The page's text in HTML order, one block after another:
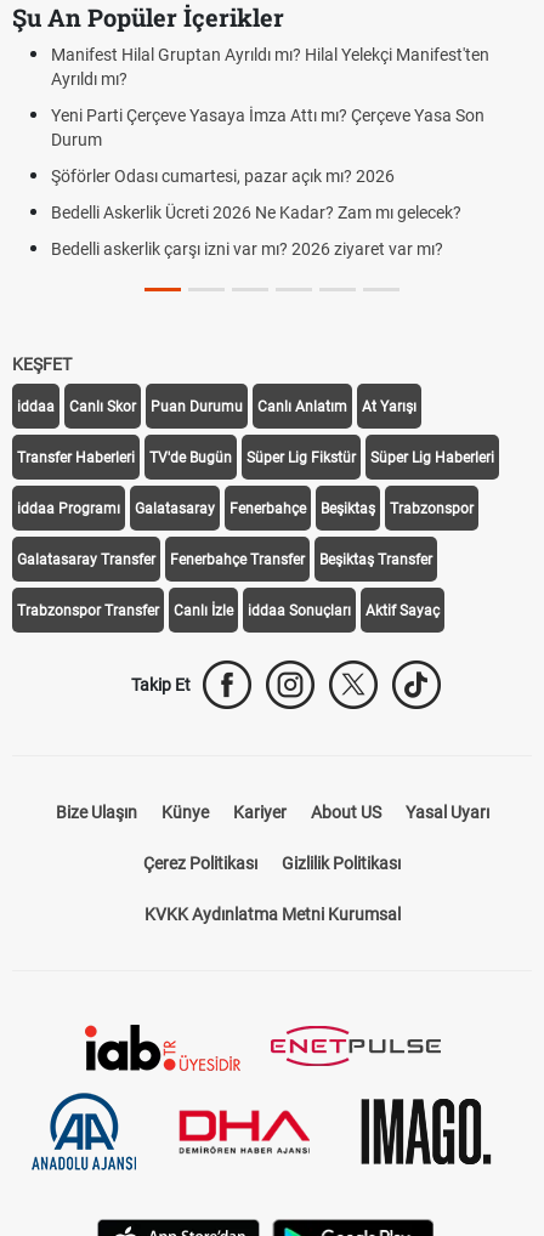
Şu An Popüler İçerikler
Gruptan Ayrıldı mı? Hilal Yelekçi Manifest'ten
Yasaya İmza Attı mı? Çerçeve Yasa Son
cumartesi, pazar açık mı? 2026
Ücreti 2026 Ne Kadar? Zam mı gelecek?
çarşı izni var mı? 2026 ziyaret var mı?
Kuyumcular
Hafta Sonları
KEŞFET
iddaa Canlı Skor Puan Durumu Canlı Anlatım At Yarışı
Transfer Haberleri TV'de Bugün Süper Lig Fikstür Süper Lig Haberleri
iddaa Programı Galatasaray Fenerbahçe Beşiktaş Trabzonspor
Galatasaray Transfer Fenerbahçe Transfer Beşiktaş Transfer
Trabzonspor Transfer Canlı İzle iddaa Sonuçları Aktif Sayaç